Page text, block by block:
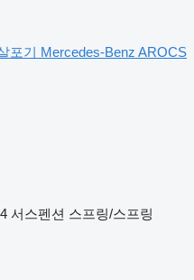
포기 Mercedes-Benz AROCS
서스펜션 스프링/스프링